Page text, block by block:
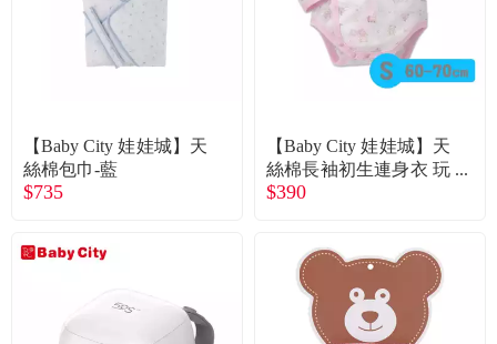
【Baby City 娃娃城】天
絲棉包巾-藍
$735
【Baby City 娃娃城】天
絲棉長袖初生連身衣 玩
具熊(粉S 60-70cm)
$390